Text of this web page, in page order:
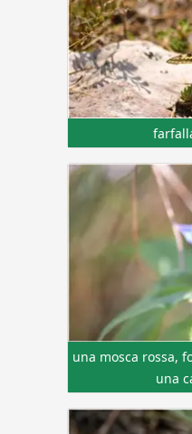
una mosca rossa,
una